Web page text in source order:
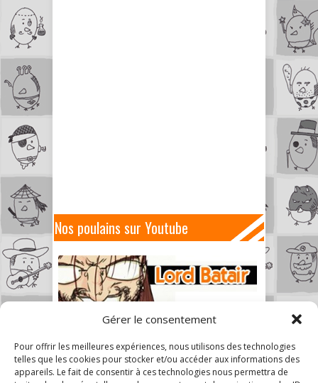
Gérer le consentement
Pour offrir les meilleures expériences, nous utilisons des technologies
telles que les cookies pour stocker et/ou accéder aux informations des
appareils. Le fait de consentir à ces technologies nous permettra de
Nos poulains sur Youtube